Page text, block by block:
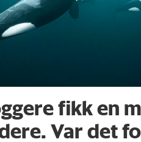
fikk en
Var det